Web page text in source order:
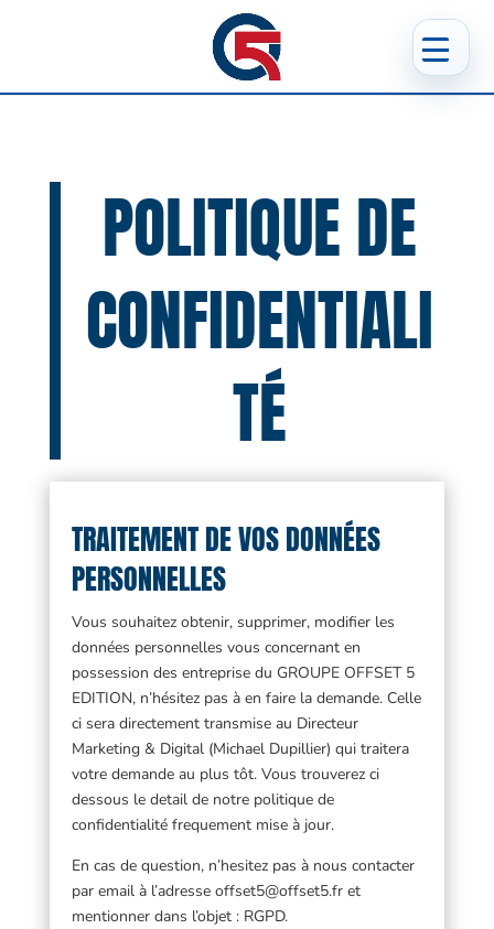
POLITIQUE DE
CONFIDENTIALI
TÉ
TRAITEMENT DE VOS DONNÉES
PERSONNELLES
Vous souhaitez obtenir, supprimer, modifier les
données personnelles vous concernant en
possession des entreprise du GROUPE OFFSET 5
EDITION, n’hésitez pas à en faire la demande. Celle
ci sera directement transmise au Directeur
Marketing & Digital (Michael Dupillier) qui traitera
votre demande au plus tôt. Vous trouverez ci
dessous le detail de notre politique de
confidentialité frequement mise à jour.
En cas de question, n’hesitez pas à nous contacter
par email à l’adresse offset5@offset5.fr et
mentionner dans l’objet : RGPD.